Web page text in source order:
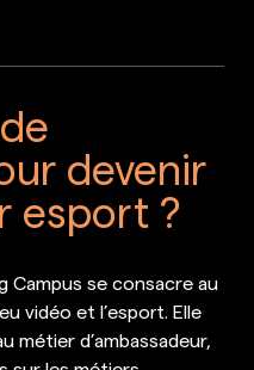
devenir
esport ?
Campus se consacre au
vidéo et l’esport. Elle
métier d’ambassadeur,